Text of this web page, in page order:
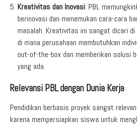
Kreativitas dan Inovasi: PBL
berinovasi dan menemukan cara-cara
masalah. Kreativitas ini sangat dicari
di mana perusahaan membutuhkan
out-of-the-box dan memberikan solusi
yang ada.
Relevansi PBL dengan Dunia Kerja
Pendidikan berbasis proyek sangat
karena mempersiapkan siswa untuk